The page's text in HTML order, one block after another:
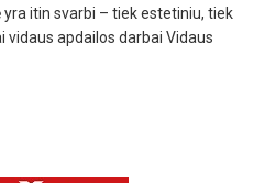
itin svarbi – tiek estetiniu, tiek
vidaus apdailos darbai Vidaus